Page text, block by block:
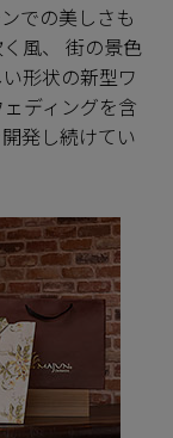
での美しさも
風、 街の景色
形状の新型ワ
ディングを含
発し続けてい